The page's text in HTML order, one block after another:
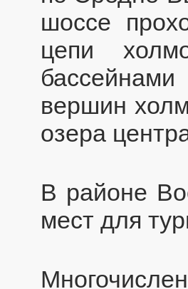
шоссе
цепи
вершин
озера
В районе
мест для